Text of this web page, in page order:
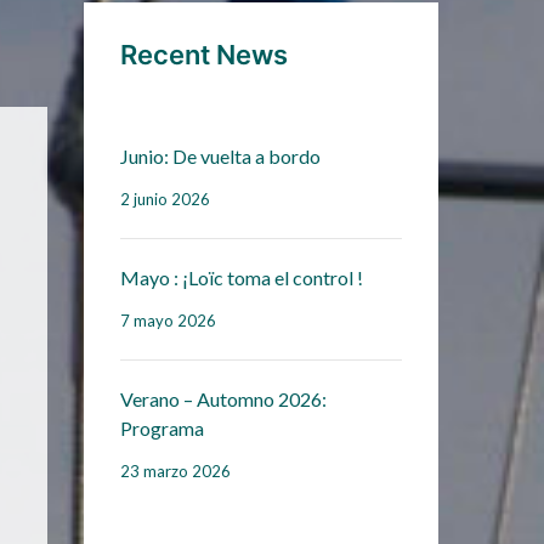
Recent News
Junio: De vuelta a bordo
2 junio 2026
Mayo : ¡Loïc toma el control !
7 mayo 2026
Verano – Automno 2026:
Programa
23 marzo 2026